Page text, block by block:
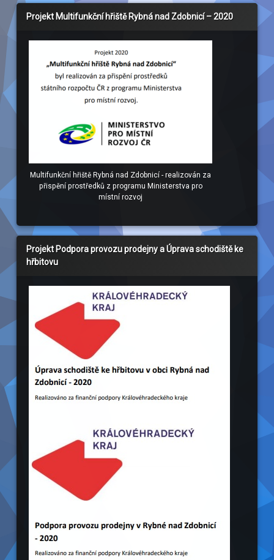
Projekt Multifunkční hřiště Rybná nad Zdobnicí – 2020
Multifunkční hřiště Rybná nad Zdobnicí - realizován za
přispění prostředků z programu Ministerstva pro
místní rozvoj
Projekt Podpora provozu prodejny a Úprava schodiště ke
hřbitovu